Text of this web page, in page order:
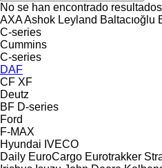
No se han encontrado
AXAAshok Leyland Baltacıoğlu
C-series
Cummins
C-series
DAF
CF XF
Deutz
BF D-series
Ford
F-MAX
Hyundai IVECO
Daily EuroCargo Eurotrakker